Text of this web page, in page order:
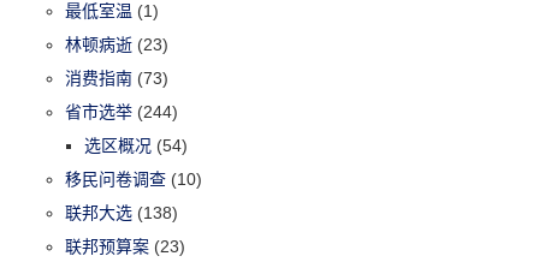
最低室温 (1)
林顿病逝 (23)
消费指南 (73)
省市选举 (244)
选区概况 (54)
移民问卷调查 (10)
联邦大选 (138)
联邦预算案 (23)